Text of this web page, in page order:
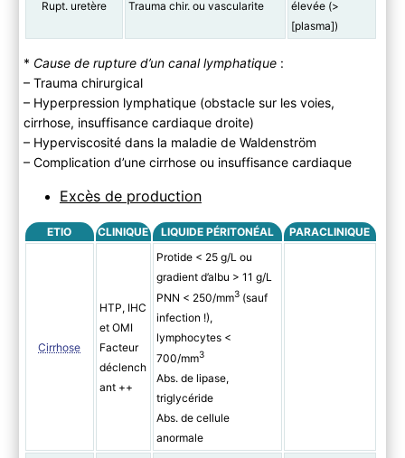
Rupt. uretère Trauma chir. ou vascularite
élevée (>
[plasma])
* Cause de rupture d’un canal lymphatique:
– Trauma chirurgical
– Hyperpression lymphatique (obstacle sur les voies,
cirrhose, insuffisance cardiaque droite)
– Hyperviscosité dans la maladie de Waldenström
– Complication d’une cirrhose ou insuffisance cardiaque
Excès de production
ETIO CLINIQUE LIQUIDE PÉRITONÉAL PARACLINIQUE
Cirrhose
HTP, IHC
et OMI
Facteur
déclench
ant ++
Protide < 25 g/L ou
gradient d’albu > 11 g/L
PNN < 250/mm3 (sauf
infection !),
lymphocytes <
700/mm3
Abs. de lipase,
triglycéride
Abs. de cellule
anormale